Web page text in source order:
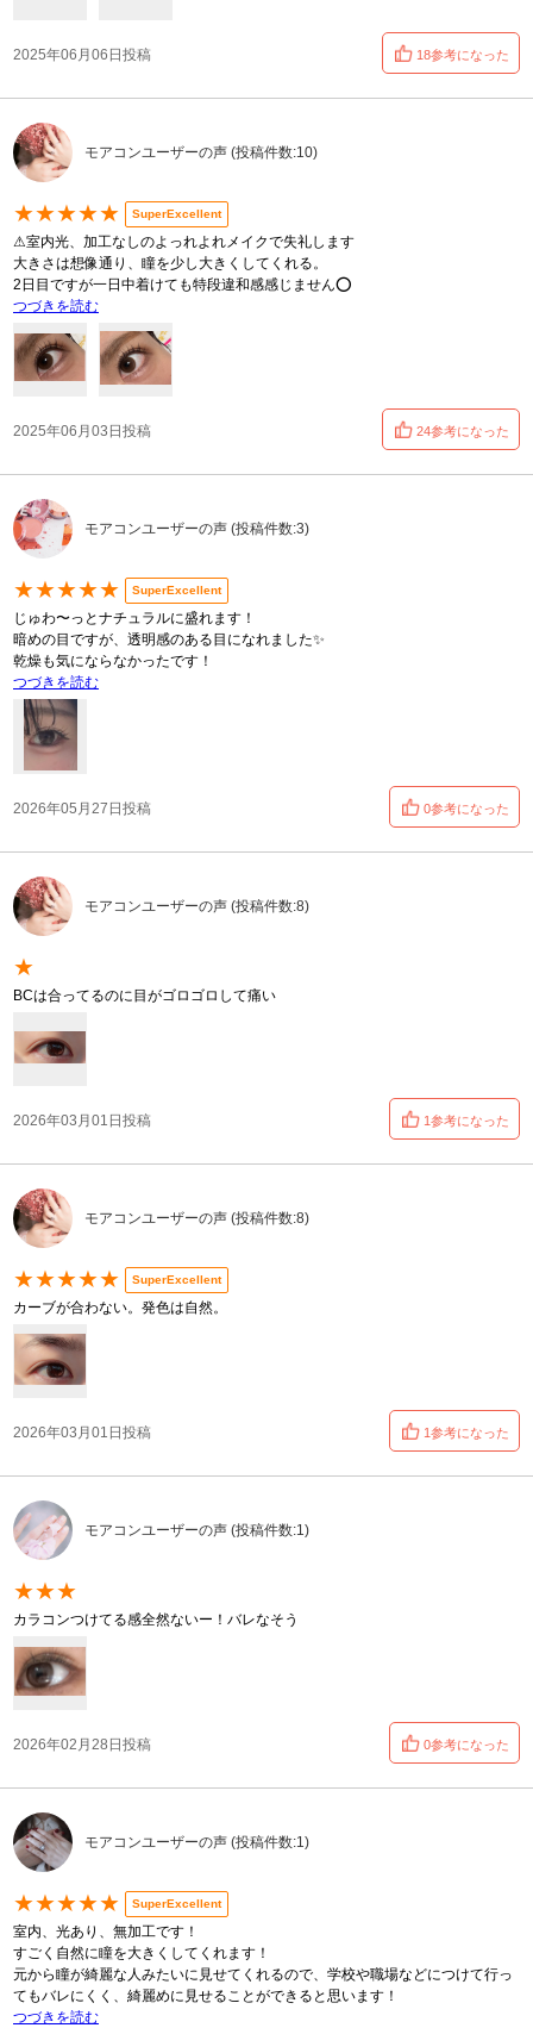
2025年06月06日投稿 18参考になった
モアコンユーザーの声 (投稿件数:10)
★★★★★ SuperExcellent
⚠︎室内光、加工なしのよっれよれメイクで失礼します
大きさは想像通り、瞳を少し大きくしてくれる。
2日目ですが一日中着けても特段違和感感じません⭕️
つづきを読む
2025年06月03日投稿 24参考になった
モアコンユーザーの声 (投稿件数:3)
★★★★★ SuperExcellent
じゅわ〜っとナチュラルに盛れます！
暗めの目ですが、透明感のある目になれました✨
乾燥も気にならなかったです！
つづきを読む
2026年05月27日投稿 0参考になった
モアコンユーザーの声 (投稿件数:8)
★
BCは合ってるのに目がゴロゴロして痛い
2026年03月01日投稿 1参考になった
モアコンユーザーの声 (投稿件数:8)
★★★★★ SuperExcellent
カーブが合わない。発色は自然。
2026年03月01日投稿 1参考になった
モアコンユーザーの声 (投稿件数:1)
★★★
カラコンつけてる感全然ないー！バレなそう
2026年02月28日投稿 0参考になった
モアコンユーザーの声 (投稿件数:1)
★★★★★ SuperExcellent
室内、光あり、無加工です！
すごく自然に瞳を大きくしてくれます！
元から瞳が綺麗な人みたいに見せてくれるので、学校や職場などにつけて行っ
てもバレにくく、綺麗めに見せることができると思います！
つづきを読む